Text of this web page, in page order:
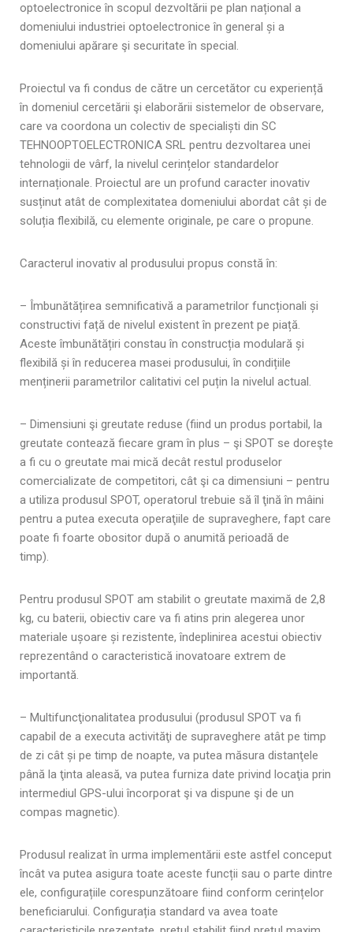
optoelectronice în scopul dezvoltării pe plan național a
domeniului industriei optoelectronice în general și a
domeniului apărare şi securitate în special.
Proiectul va fi condus de către un cercetător cu experiență
în domeniul cercetării şi elaborării sistemelor de observare,
care va coordona un colectiv de specialiști din SC
TEHNOOPTOELECTRONICA SRL pentru dezvoltarea unei
tehnologii de vârf, la nivelul cerințelor standardelor
internaționale. Proiectul are un profund caracter inovativ
susținut atât de complexitatea domeniului abordat cât și de
soluția flexibilă, cu elemente originale, pe care o propune.
Caracterul inovativ al produsului propus constă în:
– Îmbunătățirea semnificativă a parametrilor funcționali și
constructivi față de nivelul existent în prezent pe piață.
Aceste îmbunătățiri constau în construcția modulară și
flexibilă și în reducerea masei produsului, în condițiile
menținerii parametrilor calitativi cel puțin la nivelul actual.
– Dimensiuni şi greutate reduse (fiind un produs portabil, la
greutate contează fiecare gram în plus – şi SPOT se doreşte
a fi cu o greutate mai mică decât restul produselor
comercializate de competitori, cât şi ca dimensiuni – pentru
a utiliza produsul SPOT, operatorul trebuie să îl ţină în mâini
pentru a putea executa operaţiile de supraveghere, fapt care
poate fi foarte obositor după o anumită perioadă de
timp).
Pentru produsul SPOT am stabilit o greutate maximă de 2,8
kg, cu baterii, obiectiv care va fi atins prin alegerea unor
materiale ușoare și rezistente, îndeplinirea acestui obiectiv
reprezentând o caracteristică inovatoare extrem de
importantă.
– Multifuncţionalitatea produsului (produsul SPOT va fi
capabil de a executa activităţi de supraveghere atât pe timp
de zi cât și pe timp de noapte, va putea măsura distanţele
până la ţinta aleasă, va putea furniza date privind locaţia prin
intermediul GPS-ului încorporat şi va dispune şi de un
compas magnetic).
Produsul realizat în urma implementării este astfel conceput
încât va putea asigura toate aceste funcții sau o parte dintre
ele, configurațiile corespunzătoare fiind conform cerințelor
beneficiarului. Configurația standard va avea toate